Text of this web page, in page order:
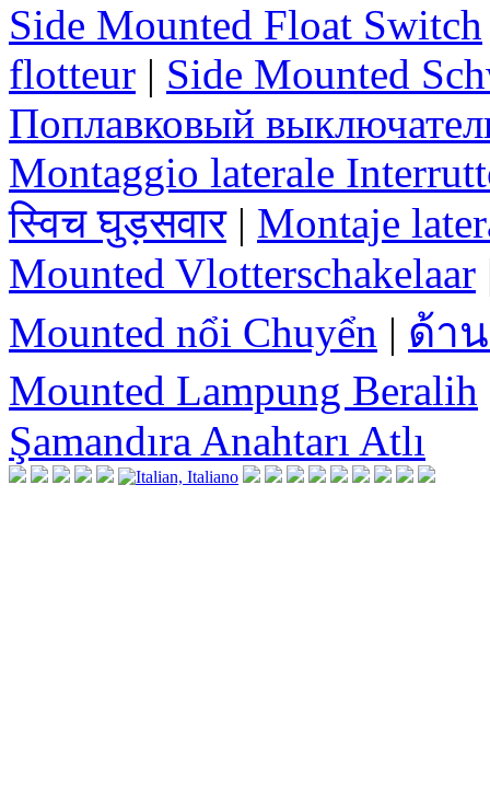
Side Mounted Float Switch
flotteur | Side Mounted
Поплавковый
Montaggio laterale
स्विच घुड़सवार| Montaje
Mounted Vlotterschakelaar
Mounted nổi Chuyển | ด้า
Mounted Lampung Beralih
Şamandıra Anahtarı Atlı